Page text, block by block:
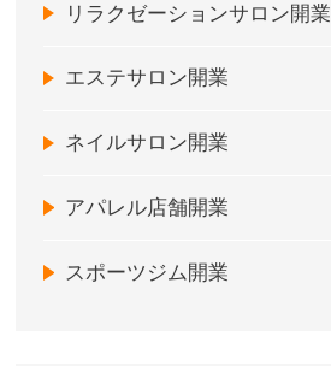
リラクゼーションサロン開業
エステサロン開業
ネイルサロン開業
アパレル店舗開業
スポーツジム開業